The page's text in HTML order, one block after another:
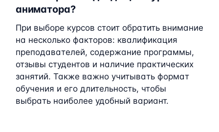
аниматора?
При выборе курсов стоит обратить внимание
на несколько факторов: квалификация
преподавателей, содержание программы,
отзывы студентов и наличие практических
занятий. Также важно учитывать формат
обучения и его длительность, чтобы
выбрать наиболее удобный вариант.